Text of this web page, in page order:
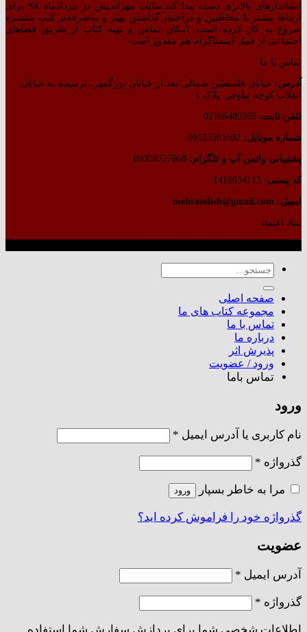
استاندارهای بالاتری دست پیدا کند.سایت مهراندیش در مردادماه ۹۸ برای
ارتباط بیشتر با مخاطبین و دراختیار گذاشتنِ بهتر و به‌صرفه‌تر کتبِ منتشره
شروع به کار کرده است. امکان تماس و تهیه کتاب از طریق فضاهای
اجتماعی از قبیل اینستاگرام هم مقدور است.
تماس با ما
آدرس: خیابان فلسطین شمالی بعد از خیابان بزرگمهر، نرسیده به خیابان
انقلاب کوچه نیلوفر، پلاک ۱
تلفن ثابت:
شماره موبایل:
پشتیبانی واتس آپ و تلگرام:
کد پستی:
ایمیل: mehrandish@gmail.com
نماد اعتماد
جستجو
برای:
صفحه اصلی
مجموعه کتاب های ما
تماس با ما
درباره ما
پذیرش اثر
ورود / عضویت
تماس باما
ورود
نام کاربری یا آدرس ایمیل *
گذرواژه *
مرا به خاطر بسپار ورود
گذرواژه خود را فراموش کرده اید؟
عضویت
آدرس ایمیل *
گذرواژه *
اطلاعات شخصی شما برای پردازش سفارش شما استفاده